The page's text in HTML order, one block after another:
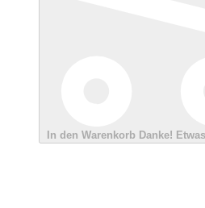
In den Warenkorb Danke!